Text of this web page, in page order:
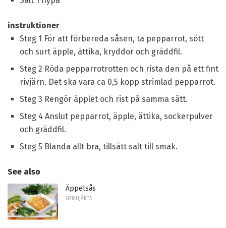
instruktioner
Steg 1 För att förbereda såsen, ta pepparrot, sött
och surt äpple, ättika, kryddor och gräddfil.
Steg 2 Röda pepparrotrotten och rista den på ett fint
rivjärn. Det ska vara ca 0,5 kopp strimlad pepparrot.
Steg 3 Rengör äpplet och rist på samma sätt.
Steg 4 Anslut pepparrot, äpple, ättika, sockerpulver
och gräddfil.
Steg 5 Blanda allt bra, tillsätt salt till smak.
See also
Äppelsås
HEMHJÄRTA